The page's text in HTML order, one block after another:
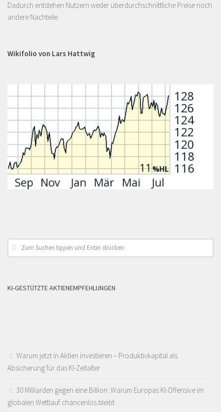
Dadurch entstehen Nutzern weder überdurchschnittliche Preise noch
andere Nachteile.
Wikifolio von Lars Hattwig
KI-GESTÜTZTE AKTIENEMPFEHLUNGEN
Warum jetzt in Aktien investieren – Produktivkapital als
Absicherung für das KI-Zeitalter
30 Milliarden gegen eine Billion: Warum Europas KI-Offensive im
globalen Wettlauf chancenlos bleibt